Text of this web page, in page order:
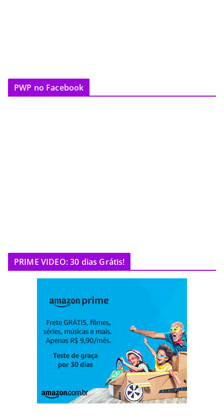
PWP no Facebook
PRIME VIDEO: 30 dias Grátis!